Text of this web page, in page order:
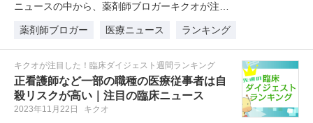
ニュースの中から、薬剤師ブロガーキクオが注目
薬剤師ブロガー
医療ニュース ランキング
キクオが注目した！臨床ダイジェスト週間ランキング
正看護師など一部の職種の医療従事者は自
殺リスクが高い｜注目の臨床ニュース
2023年11月22日 キクオ